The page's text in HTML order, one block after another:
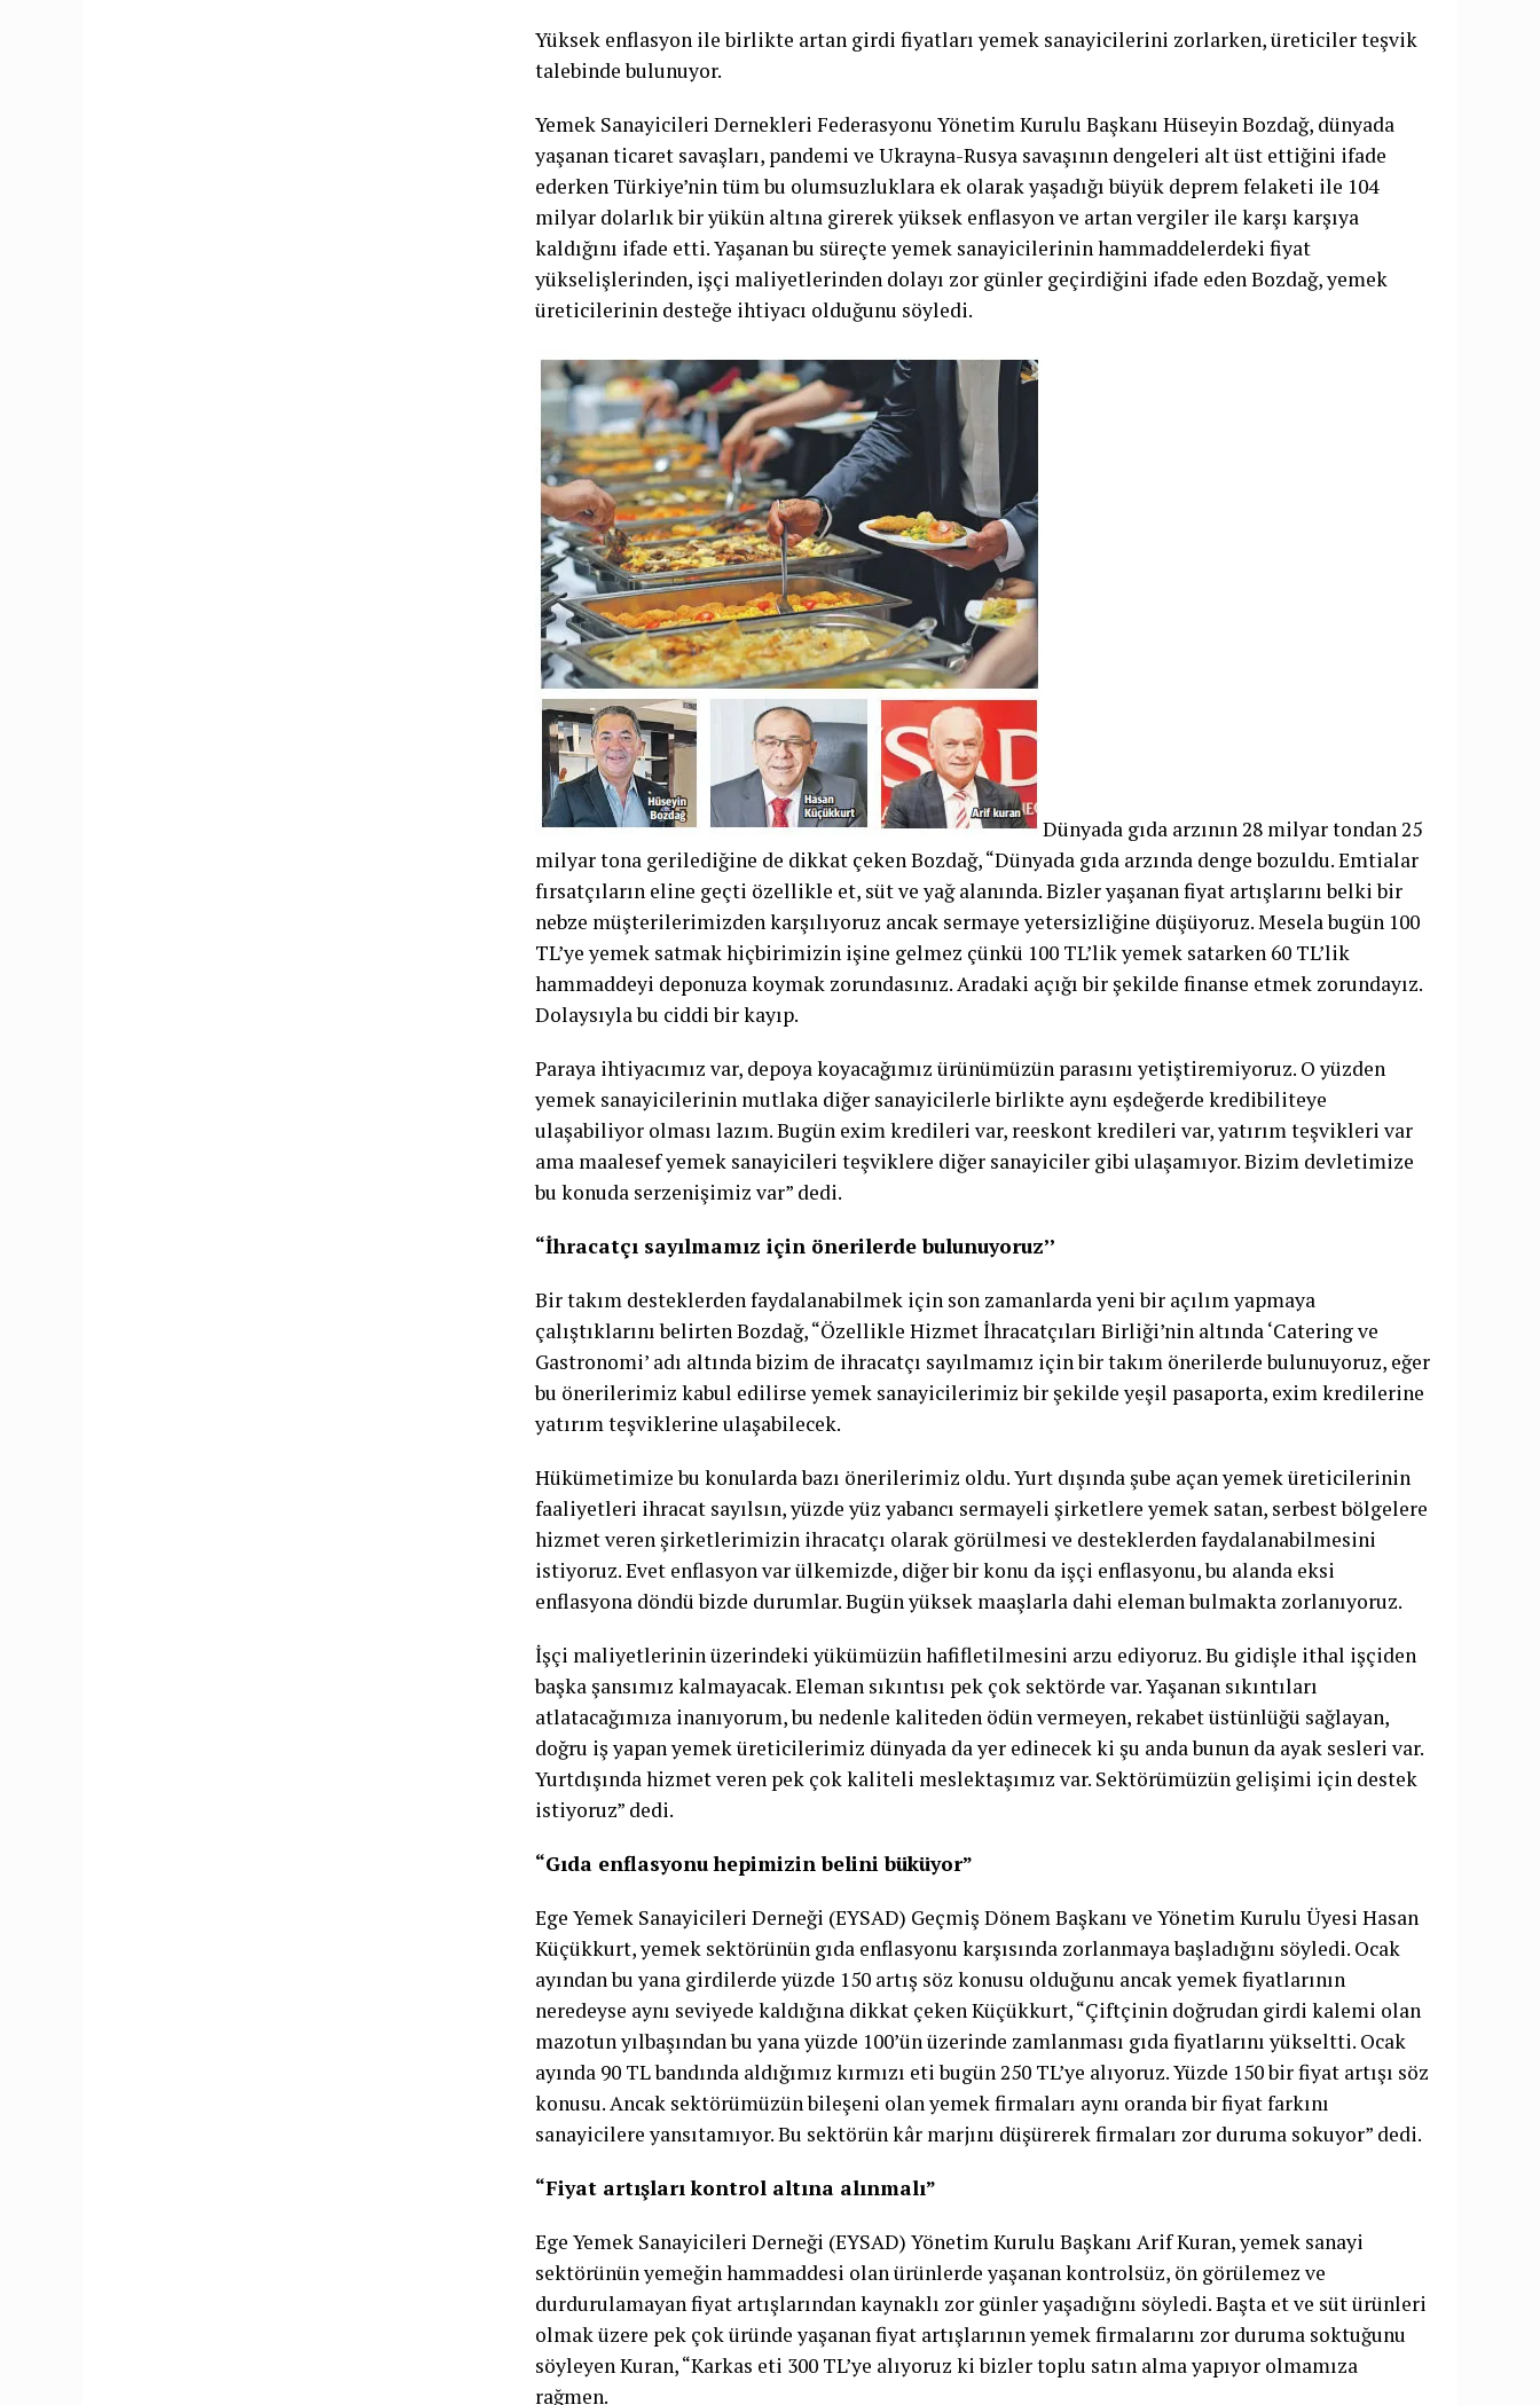
Yüksek enflasyon ile birlikte artan girdi fiyatları yemek sanayicilerini zorlarken, üreticiler teşvik
talebinde bulunuyor.
Yemek Sanayicileri Dernekleri Federasyonu Yönetim Kurulu Başkanı Hüseyin Bozdağ, dünyada
yaşanan ticaret savaşları, pandemi ve Ukrayna-Rusya savaşının dengeleri alt üst ettiğini ifade
ederken Türkiye’nin tüm bu olumsuzluklara ek olarak yaşadığı büyük deprem felaketi ile 104
milyar dolarlık bir yükün altına girerek yüksek enflasyon ve artan vergiler ile karşı karşıya
kaldığını ifade etti. Yaşanan bu süreçte yemek sanayicilerinin hammaddelerdeki fiyat
yükselişlerinden, işçi maliyetlerinden dolayı zor günler geçirdiğini ifade eden Bozdağ, yemek
üreticilerinin desteğe ihtiyacı olduğunu söyledi.
Dünyada gıda arzının 28 milyar tondan 25
milyar tona gerilediğine de dikkat çeken Bozdağ, “Dünyada gıda arzında denge bozuldu. Emtialar
fırsatçıların eline geçti özellikle et, süt ve yağ alanında. Bizler yaşanan fiyat artışlarını belki bir
nebze müşterilerimizden karşılıyoruz ancak sermaye yetersizliğine düşüyoruz. Mesela bugün 100
TL’ye yemek satmak hiçbirimizin işine gelmez çünkü 100 TL’lik yemek satarken 60 TL’lik
hammaddeyi deponuza koymak zorundasınız. Aradaki açığı bir şekilde finanse etmek zorundayız.
Dolaysıyla bu ciddi bir kayıp.
Paraya ihtiyacımız var, depoya koyacağımız ürünümüzün parasını yetiştiremiyoruz. O yüzden
yemek sanayicilerinin mutlaka diğer sanayicilerle birlikte aynı eşdeğerde kredibiliteye
ulaşabiliyor olması lazım. Bugün exim kredileri var, reeskont kredileri var, yatırım teşvikleri var
ama maalesef yemek sanayicileri teşviklere diğer sanayiciler gibi ulaşamıyor. Bizim devletimize
bu konuda serzenişimiz var” dedi.
“İhracatçı sayılmamız için önerilerde bulunuyoruz’’
Bir takım desteklerden faydalanabilmek için son zamanlarda yeni bir açılım yapmaya
çalıştıklarını belirten Bozdağ, “Özellikle Hizmet İhracatçıları Birliği’nin altında ‘Catering ve
Gastronomi’ adı altında bizim de ihracatçı sayılmamız için bir takım önerilerde bulunuyoruz, eğer
bu önerilerimiz kabul edilirse yemek sanayicilerimiz bir şekilde yeşil pasaporta, exim kredilerine
yatırım teşviklerine ulaşabilecek.
Hükümetimize bu konularda bazı önerilerimiz oldu. Yurt dışında şube açan yemek üreticilerinin
faaliyetleri ihracat sayılsın, yüzde yüz yabancı sermayeli şirketlere yemek satan, serbest bölgelere
hizmet veren şirketlerimizin ihracatçı olarak görülmesi ve desteklerden faydalanabilmesini
istiyoruz. Evet enflasyon var ülkemizde, diğer bir konu da işçi enflasyonu, bu alanda eksi
enflasyona döndü bizde durumlar. Bugün yüksek maaşlarla dahi eleman bulmakta zorlanıyoruz.
İşçi maliyetlerinin üzerindeki yükümüzün hafifletilmesini arzu ediyoruz. Bu gidişle ithal işçiden
başka şansımız kalmayacak. Eleman sıkıntısı pek çok sektörde var. Yaşanan sıkıntıları
atlatacağımıza inanıyorum, bu nedenle kaliteden ödün vermeyen, rekabet üstünlüğü sağlayan,
doğru iş yapan yemek üreticilerimiz dünyada da yer edinecek ki şu anda bunun da ayak sesleri var.
Yurtdışında hizmet veren pek çok kaliteli meslektaşımız var. Sektörümüzün gelişimi için destek
istiyoruz” dedi.
“Gıda enflasyonu hepimizin belini büküyor”
Ege Yemek Sanayicileri Derneği (EYSAD) Geçmiş Dönem Başkanı ve Yönetim Kurulu Üyesi Hasan
Küçükkurt, yemek sektörünün gıda enflasyonu karşısında zorlanmaya başladığını söyledi. Ocak
ayından bu yana girdilerde yüzde 150 artış söz konusu olduğunu ancak yemek fiyatlarının
neredeyse aynı seviyede kaldığına dikkat çeken Küçükkurt, “Çiftçinin doğrudan girdi kalemi olan
mazotun yılbaşından bu yana yüzde 100’ün üzerinde zamlanması gıda fiyatlarını yükseltti. Ocak
ayında 90 TL bandında aldığımız kırmızı eti bugün 250 TL’ye alıyoruz. Yüzde 150 bir fiyat artışı söz
konusu. Ancak sektörümüzün bileşeni olan yemek firmaları aynı oranda bir fiyat farkını
sanayicilere yansıtamıyor. Bu sektörün kâr marjını düşürerek firmaları zor duruma sokuyor” dedi.
“Fiyat artışları kontrol altına alınmalı”
Ege Yemek Sanayicileri Derneği (EYSAD) Yönetim Kurulu Başkanı Arif Kuran, yemek sanayi
sektörünün yemeğin hammaddesi olan ürünlerde yaşanan kontrolsüz, ön görülemez ve
durdurulamayan fiyat artışlarından kaynaklı zor günler yaşadığını söyledi. Başta et ve süt ürünleri
olmak üzere pek çok üründe yaşanan fiyat artışlarının yemek firmalarını zor duruma soktuğunu
söyleyen Kuran, “Karkas eti 300 TL’ye alıyoruz ki bizler toplu satın alma yapıyor olmamıza
rağmen.